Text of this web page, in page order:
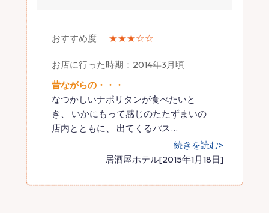
おすすめ度 ★★★☆☆
お店に行った時期：2014年3月頃
昔ながらの・・・
なつかしいナポリタンが食べたいと
き、 いかにもって感じのたたずまいの
店内とともに、 出てくるパス…
続きを読む>
居酒屋ホテル[2015年1月18日]